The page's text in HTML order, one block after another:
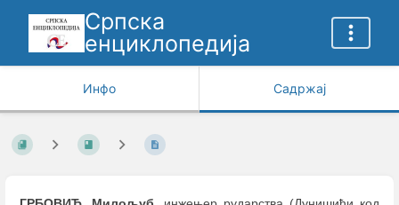
Српска
енциклопедија
Инфо Садржај